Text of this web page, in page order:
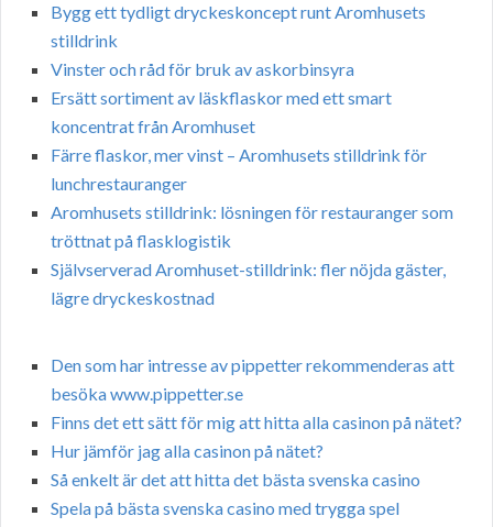
Bygg ett tydligt dryckeskoncept runt Aromhusets
stilldrink
Vinster och råd för bruk av askorbinsyra
Ersätt sortiment av läskflaskor med ett smart
koncentrat från Aromhuset
Färre flaskor, mer vinst – Aromhusets stilldrink för
lunchrestauranger
Aromhusets stilldrink: lösningen för restauranger som
tröttnat på flasklogistik
Självserverad Aromhuset-stilldrink: fler nöjda gäster,
lägre dryckeskostnad
Den som har intresse av pippetter rekommenderas att
besöka www.pippetter.se
Finns det ett sätt för mig att hitta alla casinon på nätet?
Hur jämför jag alla casinon på nätet?
Så enkelt är det att hitta det bästa svenska casino
Spela på bästa svenska casino med trygga spel